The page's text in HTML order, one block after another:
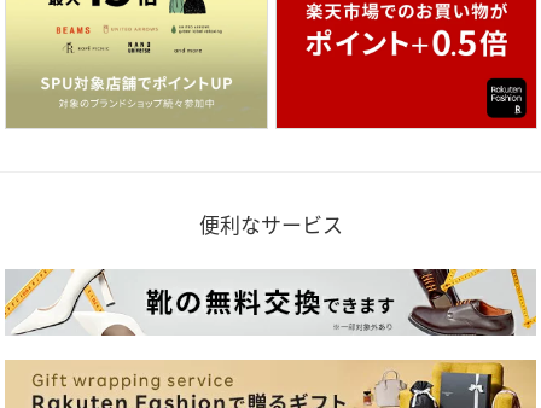
便利なサービス